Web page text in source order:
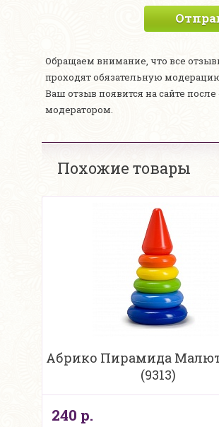
Обращаем внимание, что все
проходят обязательную
Ваш отзыв появится на сайте
модератором.
Похожие товары
Абрико Пирамида
(9313)
240 р.